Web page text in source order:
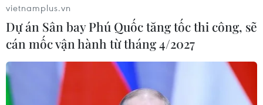
vietnamplus.vn
Dự án Sân bay Phú Quốc tăng tốc thi công, sẽ
cán mốc vận hành từ tháng 4/2027